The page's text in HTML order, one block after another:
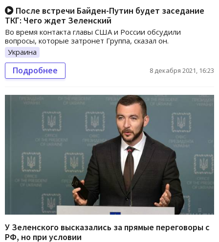
После встречи Байден-Путин будет заседание
ТКГ: Чего ждет Зеленский
Во время контакта главы США и России обсудили
вопросы, которые затронет Группа, сказал он.
Украина
Подробнее 8 декабря 2021, 16:23
У Зеленского высказались за прямые переговоры с
РФ, но при условии